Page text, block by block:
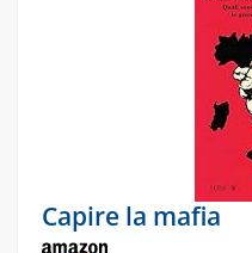
Capire la mafia